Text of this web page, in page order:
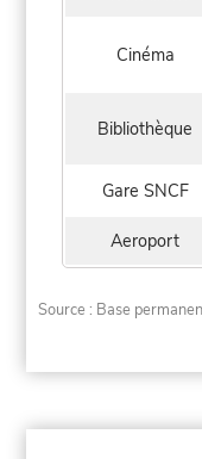
Cinéma
Bibliothèque
Gare SNCF
Aeroport
Source : Base